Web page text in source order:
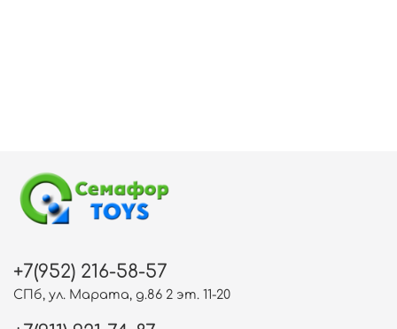
+7(952) 216-58-57
СПб, ул. Марата, д.86 2 эт. 11-20